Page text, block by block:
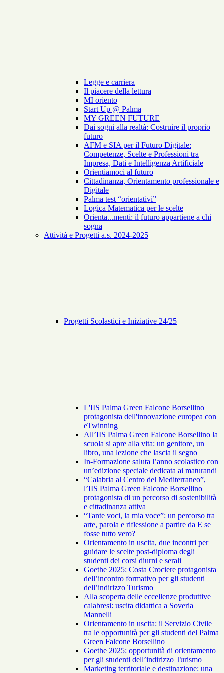
Legge e carriera
Il piacere della lettura
MI oriento
Start Up @ Palma
MY GREEN FUTURE
Dai sogni alla realtà: Costruire il proprio
futuro
AFM e SIA per il Futuro Digitale:
Competenze, Scelte e Professioni tra
Impresa, Dati e Intelligenza Artificiale
Orientiamoci al futuro
Cittadinanza, Orientamento professionale e
Digitale
Palma test “orientativi”
Logica Matematica per le scelte
Orienta...menti: il futuro appartiene a chi
sogna
Attività e Progetti a.s. 2024-2025
Progetti Scolastici e Iniziative 24/25
L'IIS Palma Green Falcone Borsellino
protagonista dell'innovazione europea con
eTwinning
All’IIS Palma Green Falcone Borsellino la
scuola si apre alla vita: un genitore, un
libro, una lezione che lascia il segno
In-Formazione saluta l’anno scolastico con
un’edizione speciale dedicata ai maturandi
“Calabria al Centro del Mediterraneo”,
l’IIS Palma Green Falcone Borsellino
protagonista di un percorso di sostenibilità
e cittadinanza attiva
“Tante voci, la mia voce”: un percorso tra
arte, parola e riflessione a partire da E se
fosse tutto vero?
Orientamento in uscita, due incontri per
guidare le scelte post-diploma degli
studenti dei corsi diurni e serali
Goethe 2025: Costa Crociere protagonista
dell’incontro formativo per gli studenti
dell’indirizzo Turismo
Alla scoperta delle eccellenze produttive
calabresi: uscita didattica a Soveria
Mannelli
Orientamento in uscita: il Servizio Civile
tra le opportunità per gli studenti del Palma
Green Falcone Borsellino
Goethe 2025: opportunità di orientamento
per gli studenti dell’indirizzo Turismo
Marketing territoriale e destinazione: una